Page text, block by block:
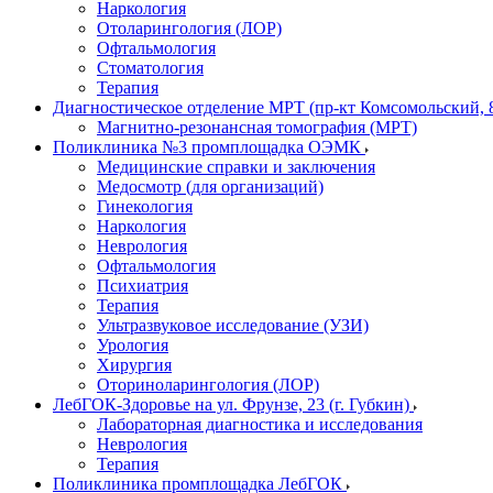
Наркология
Отоларингология (ЛОР)
Офтальмология
Стоматология
Терапия
Диагностическое отделение МРТ (пр-кт Комсомольский,
Магнитно-резонансная томография (МРТ)
Поликлиника №3 промплощадка ОЭМК
Медицинские справки и заключения
Медосмотр (для организаций)
Гинекология
Наркология
Неврология
Офтальмология
Психиатрия
Терапия
Ультразвуковое исследование (УЗИ)
Урология
Хирургия
Оториноларингология (ЛОР)
ЛебГОК-Здоровье на ул. Фрунзе, 23 (г. Губкин)
Лабораторная диагностика и исследования
Неврология
Терапия
Поликлиника промплощадка ЛебГОК